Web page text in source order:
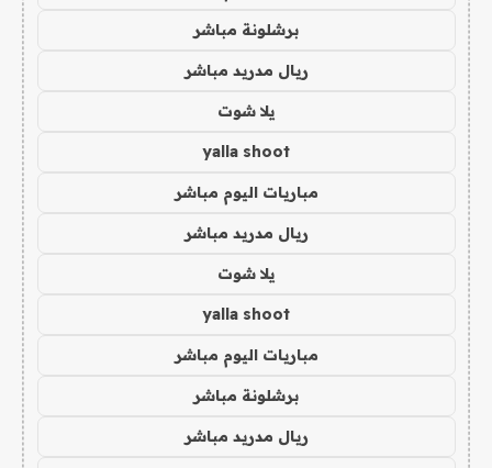
برشلونة مباشر
ريال مدريد مباشر
يلا شوت
yalla shoot
مباريات اليوم مباشر
ريال مدريد مباشر
يلا شوت
yalla shoot
مباريات اليوم مباشر
برشلونة مباشر
ريال مدريد مباشر